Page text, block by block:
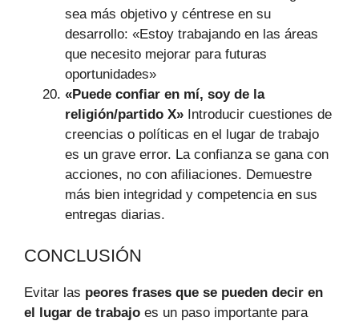
sea más objetivo y céntrese en su
desarrollo: «Estoy trabajando en las áreas
que necesito mejorar para futuras
oportunidades»
«Puede confiar en mí, soy de la
religión/partido X» Introducir cuestiones de
creencias o políticas en el lugar de trabajo
es un grave error. La confianza se gana con
acciones, no con afiliaciones. Demuestre
más bien integridad y competencia en sus
entregas diarias.
CONCLUSIÓN
Evitar las peores frases que se pueden decir en
el lugar de trabajo es un paso importante para